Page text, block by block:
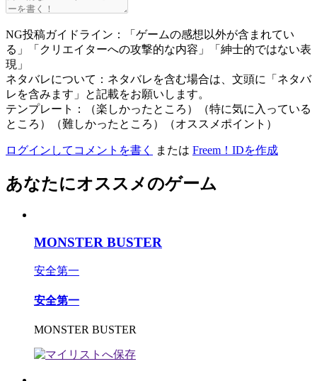
NG投稿ガイドライン：「ゲームの感想以外が含まれてい
る」「クリエイターへの攻撃的な内容」「紳士的ではない表
現」
ネタバレについて：ネタバレを含む場合は、文頭に「ネタバ
レを含みます」と記載をお願いします。
テンプレート：（楽しかったところ）（特に気に入っている
ところ）（難しかったところ）（オススメポイント）
ログインしてコメントを書く または Freem！IDを作成
あなたにオススメのゲーム
MONSTER BUSTER
安全第一
安全第一
MONSTER BUSTER